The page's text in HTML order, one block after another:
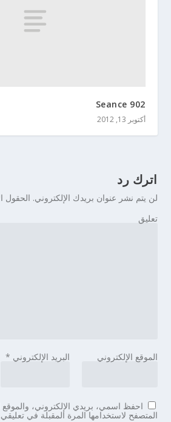
Seance 902
أكتوبر 13, 2012
اترك رد
لن يتم نشر عنوان بريدك الإلكتروني. الحقول
تعليق
البريد الإلكتروني * الموقع الإلكتروني
احفظ اسمي، بريدي الإلكتروني، والموقع
المتصفح لاستخدامها المرة المقبلة في تعليقي.